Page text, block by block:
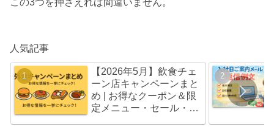
この3つを押さえれば間違いません。
人気記事
【2026年5月】飲食チェ
ーン店キャンペーンまと
め | お得なクーポン＆限
定メニュー・セール・福